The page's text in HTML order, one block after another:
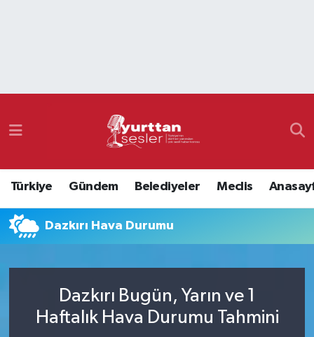
Türkiye Gündem Belediyeler Meclis
Dazkırı Hava Durumu
Dazkırı Bugün, Yarın ve 1
Haftalık Hava Durumu Tahmini
Namaz Vakitleri
Süper Lig Puan Durumu ve Fikstür
Tüm Manşetler
Son Dakika Haberleri
Haber Arşivi